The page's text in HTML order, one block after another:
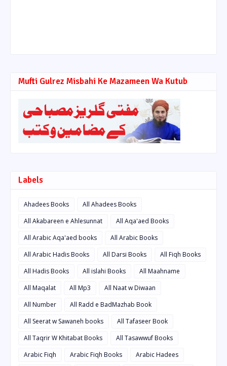
Mufti Gulrez Misbahi Ke Mazameen Wa Kutub
Labels
Ahadees Books
All Ahadees Books
All Akabareen e Ahlesunnat
All Aqa'aed Books
All Arabic Aqa'aed books
All Arabic Books
All Arabic Hadis Books
All Darsi Books
All Fiqh Books
All Hadis Books
All islahi Books
All Maahname
All Maqalat
All Mp3
All Naat w Diwaan
All Number
All Radd e BadMazhab Book
All Seerat w Sawaneh books
All Tafaseer Book
All Taqrir W Khitabat Books
All Tasawwuf Books
Arabic Fiqh
Arabic Fiqh Books
Arabic Hadees